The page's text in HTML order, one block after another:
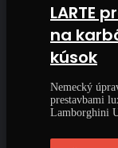
LARTE
na
kúsok
Nemecký
prestavbami
Lamborghini